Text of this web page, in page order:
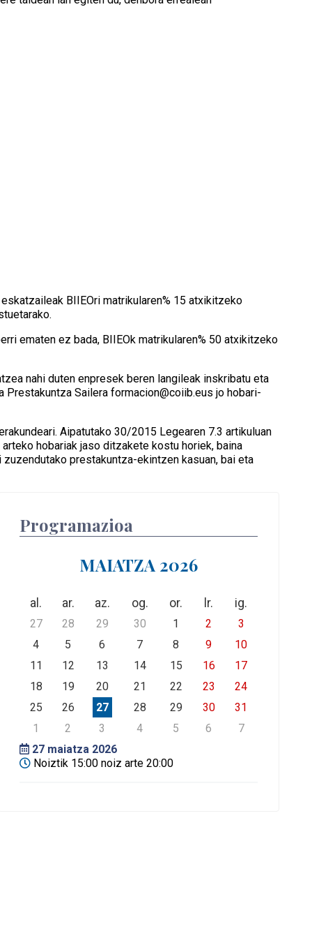
BIIEOri matrikularen% 15 atxikitzeko
ematen ez bada, BIIEOk matrikularen% 50 atxikitzeko
nahi duten enpresek beren langileak inskribatu eta
Sailera formacion@coiib.eus jo hobari-
Aipatutako 30/2015 Legearen 7.3 artikuluan
hobariak jaso ditzakete kostu horiek, baina
prestakuntza-ekintzen kasuan, bai eta
Programazioa
MAIATZA 2026
al. ar. az. og. or. lr. ig.
27 28 29 30 1 2
3
4
5 6 7 8 9
10
11
12 13 14 15 16
17
18
19 20 21 22 23
24
25
26 27 28 29 30
31
1
2 3 4 5 6
7
27 maiatza 2026
Noiztik 15:00 noiz arte 20:00